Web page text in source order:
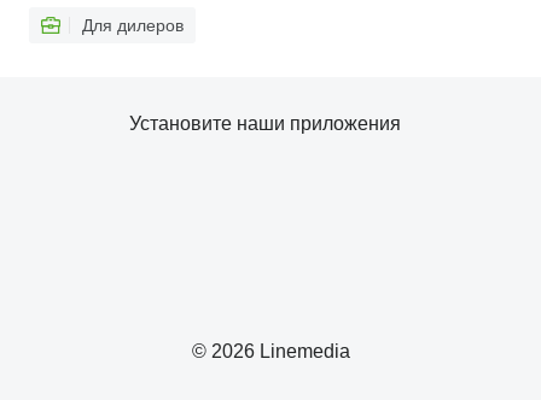
Для дилеров
© 2026 Linemedia
Установите наши приложения